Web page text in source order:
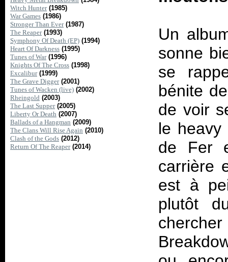
Witch Hunter (1985)
War Games (1986)
Stronger Than Ever (1987)
The Reaper (1993)
Symphony Of Death (EP) (1994)
Heart Of Darkness (1995)
Tunes of War (1996)
Knights Of The Cross (1998)
Excalibur (1999)
The Grave Digger (2001)
Tunes of Wacken (live) (2002)
Rheingold (2003)
The Last Supper (2005)
Liberty Or Death (2007)
Ballads of a Hangman (2009)
The Clans Will Rise Again (2010)
Clash of the Gods (2012)
Return Of The Reaper (2014)
Un
sonne
se
bénite
de voir
le heavy
de Fer
carrière
est à
plutôt